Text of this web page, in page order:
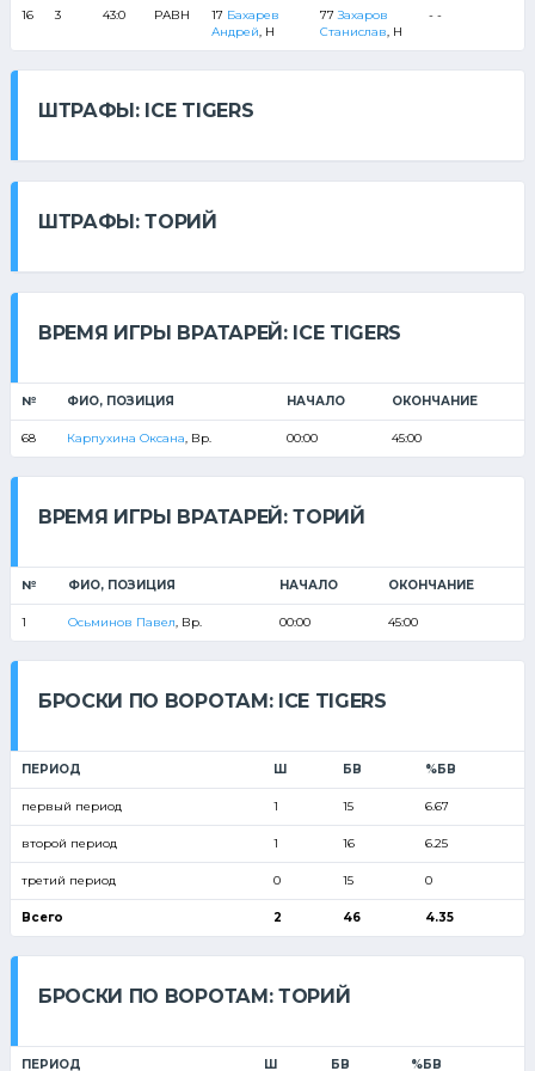
16 3 43:0 РАВН 17 Бахарев
Андрей , Н
77 Захаров
Станислав , Н
- -
ШТРАФЫ: ICE TIGERS
ШТРАФЫ: ТОРИЙ
ВРЕМЯ ИГРЫ ВРАТАРЕЙ: ICE TIGERS
№ ФИО, ПОЗИЦИЯ НАЧАЛО ОКОНЧАНИЕ
68 Карпухина Оксана , Вр. 00:00 45:00
ВРЕМЯ ИГРЫ ВРАТАРЕЙ: ТОРИЙ
№ ФИО, ПОЗИЦИЯ НАЧАЛО ОКОНЧАНИЕ
1 Осьминов Павел , Вр. 00:00 45:00
БРОСКИ ПО ВОРОТАМ: ICE TIGERS
ПЕРИОД Ш БВ %БВ
первый период 1 15 6.67
второй период 1 16 6.25
третий период 0 15 0
Всего 2 46 4.35
БРОСКИ ПО ВОРОТАМ: ТОРИЙ
ПЕРИОД Ш БВ %БВ